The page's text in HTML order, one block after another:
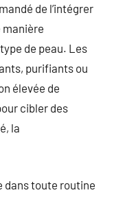
de l’intégrer
manière
de peau. Les
purifiants ou
élevée de
cibler des
la
dans toute routine